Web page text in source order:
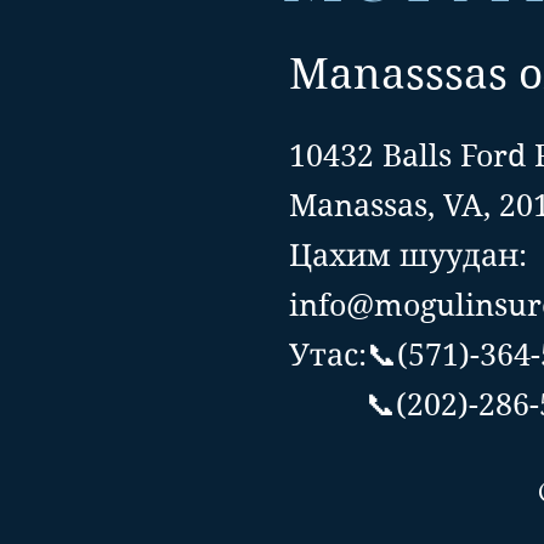
Manasssas
10432 Balls Ford
Manassas, VA,
Цахим шуудан:
Утас:📞(571)-
📞(202)-286-